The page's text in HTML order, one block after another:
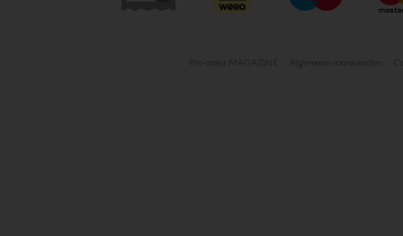
Pre-order MAGAZINE Algemene voorwaarden